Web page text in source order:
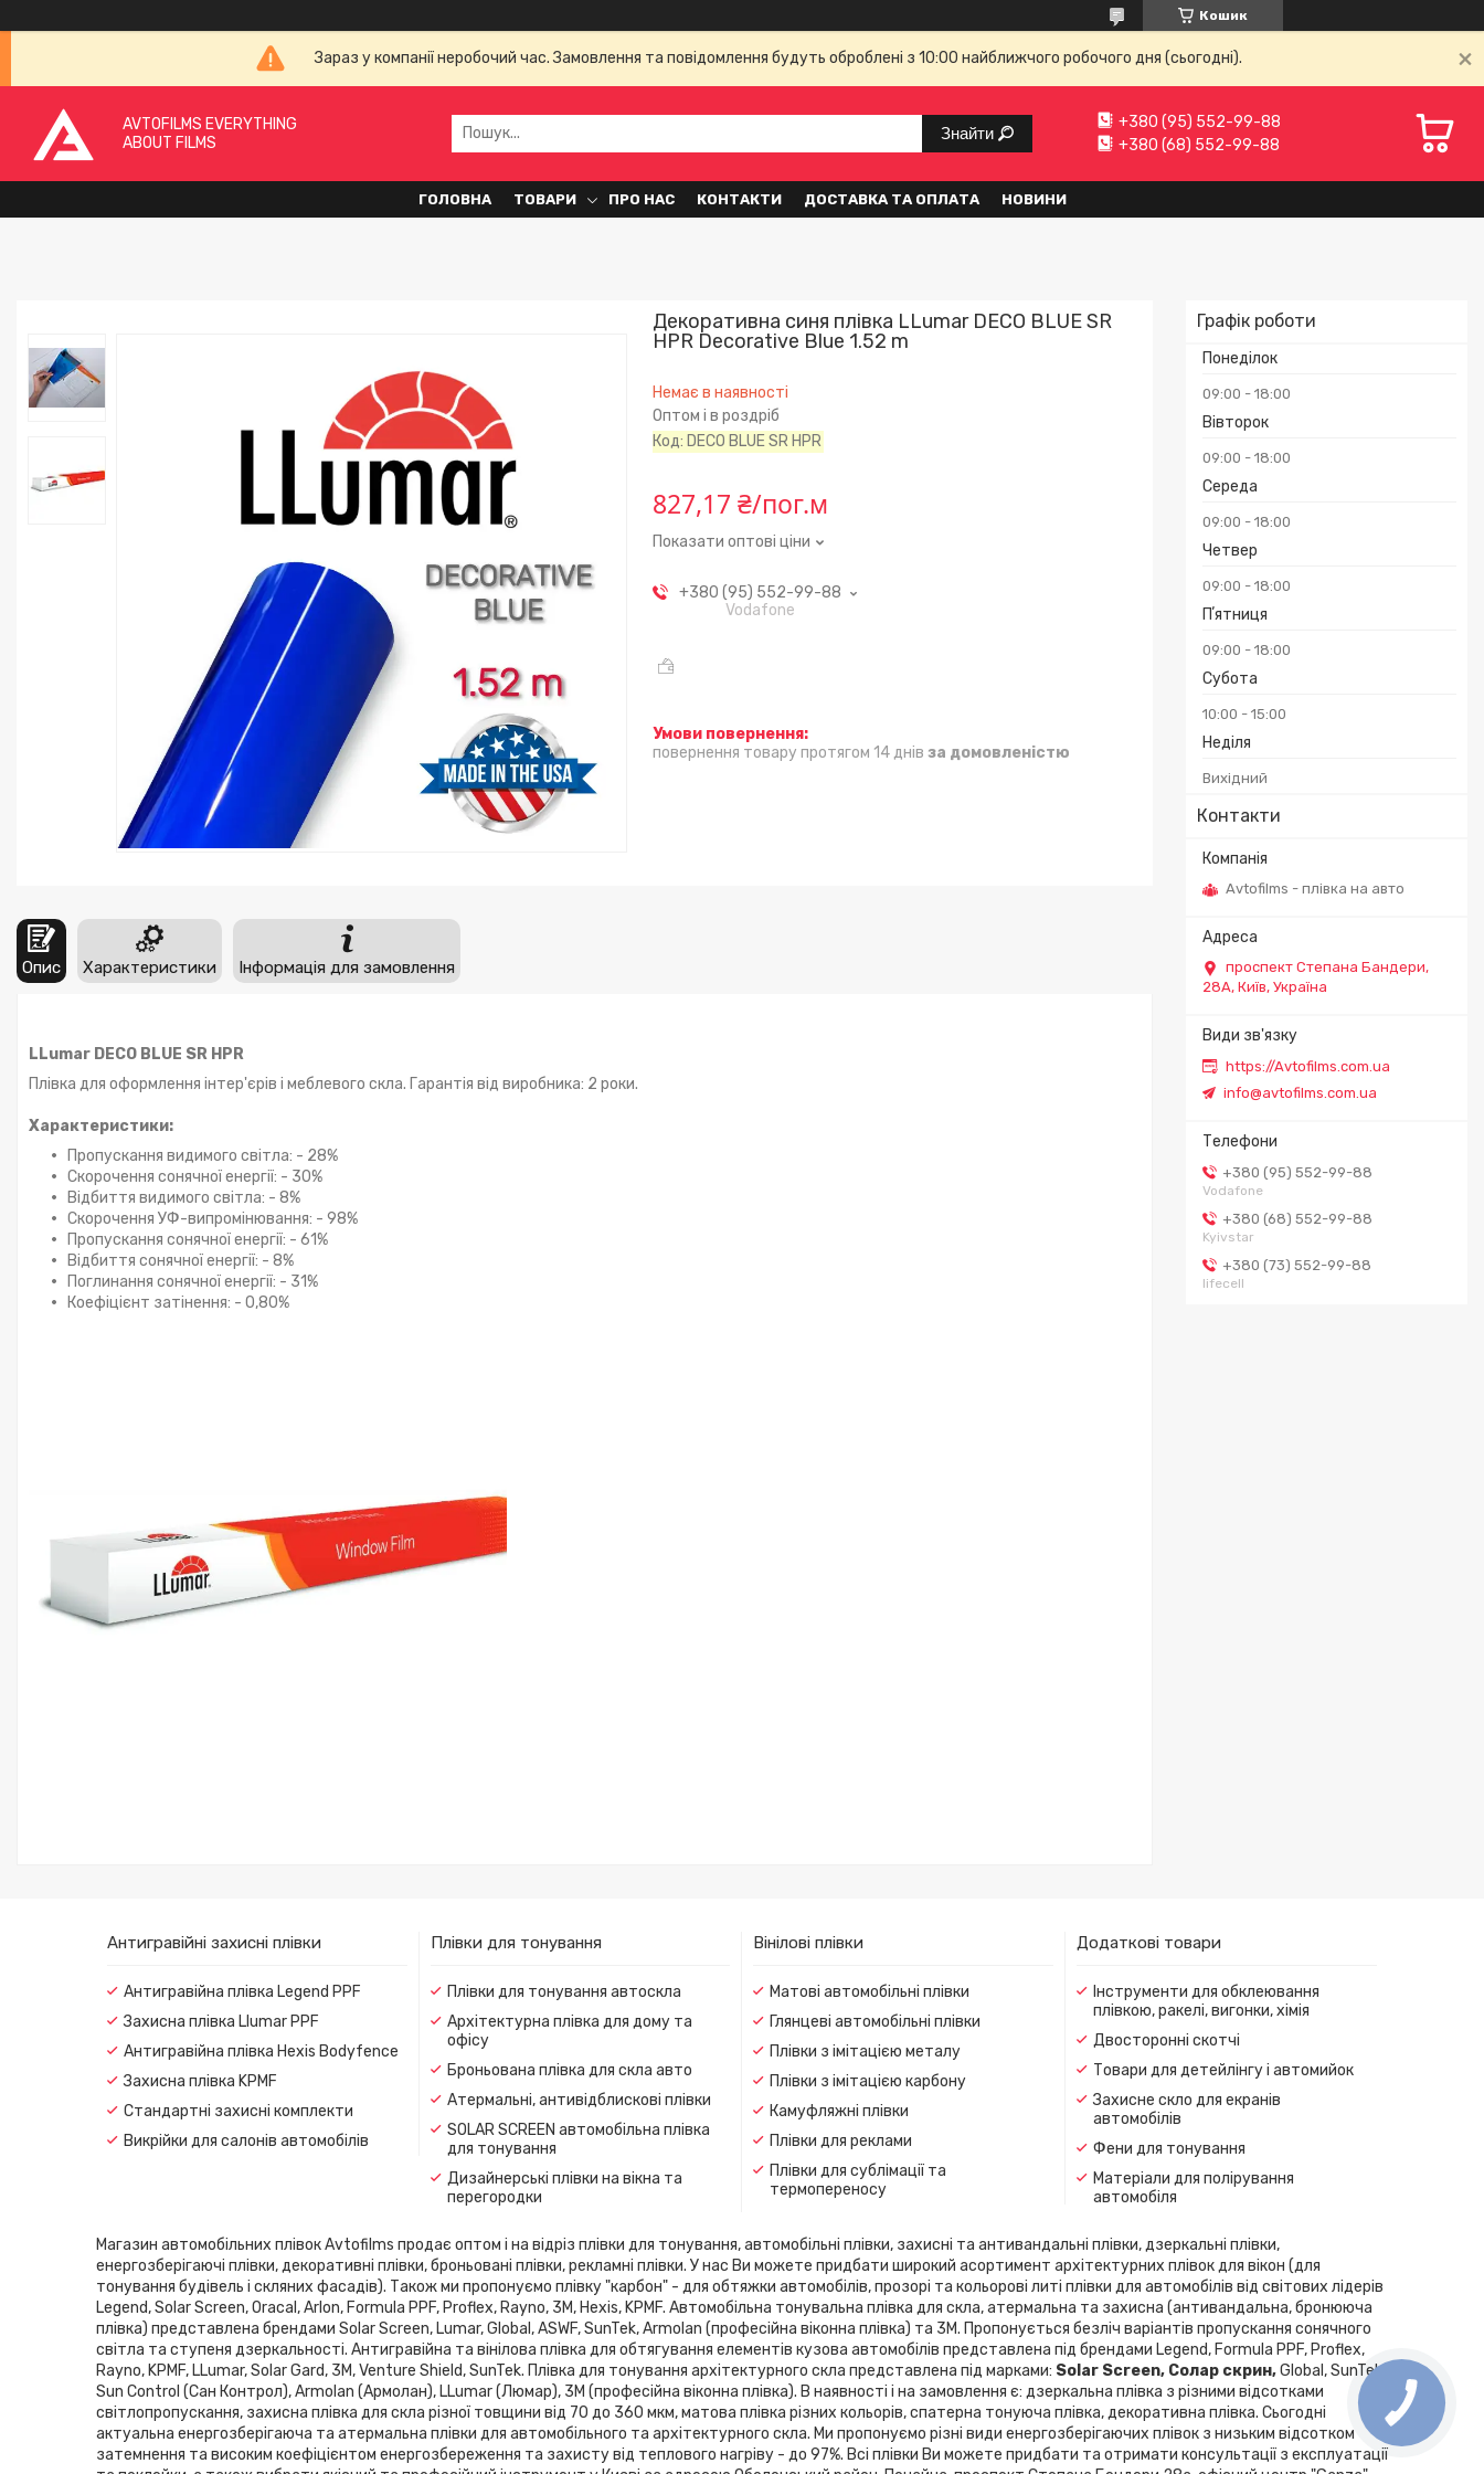
Кошик
Зараз у компанії неробочий час. Замовлення та повідомлення будуть оброблені з 10:00 найближчого робочого дня (сьогодні).
AVTOFILMS EVERYTHING
ABOUT FILMS
Знайти
+380 (95) 552-99-88
+380 (68) 552-99-88
ГОЛОВНА ТОВАРИ ПРО НАС КОНТАКТИ ДОСТАВКА ТА ОПЛАТА НОВИНИ
Графік роботи
Понеділок
09:00 18:00
Вівторок
09:00 18:00
Середа
09:00 18:00
Четвер
09:00 18:00
Пʼятниця
09:00 18:00
Субота
10:00 15:00
Неділя
Вихідний
Контакти
Avtofilms - плівка на авто
проспект Степана Бандери,
28А, Київ, Україна
https://Avtofilms.com.ua
info@avtofilms.com.ua
+380 (95) 552-99-88
Vodafone
+380 (68) 552-99-88
Kyivstar
+380 (73) 552-99-88
lifecell
Декоративна синя плівка LLumar DECO BLUE SR
HPR Decorative Blue 1.52 m
Немає в наявності
Оптом і в роздріб
Код: DECO BLUE SR HPR
827,17 ₴/пог.м
Показати оптові ціни
+380 (95) 552-99-88
Vodafone
повернення товару протягом 14 днів за домовленістю
Опис Характеристики Інформація для замовлення
LLumar DECO BLUE SR HPR
Плівка для оформлення інтер'єрів і меблевого скла. Гарантія від виробника: 2 роки.
Характеристики:
Пропускання видимого світла: - 28%
Скорочення сонячної енергії: - 30%
Відбиття видимого світла: - 8%
Скорочення УФ-випромінювання: - 98%
Пропускання сонячної енергії: - 61%
Відбиття сонячної енергії: - 8%
Поглинання сонячної енергії: - 31%
Коефіцієнт затінення: - 0,80%
Антигравійні захисні плівки
Антигравійна плівка Legend PPF
Захисна плівка Llumar PPF
Антигравійна плівка Hexis Bodyfence
Захисна плівка KPMF
Стандартні захисні комплекти
Викрійки для салонів автомобілів
Плівки для тонування
Плівки для тонування автоскла
Архітектурна плівка для дому та
офісу
Броньована плівка для скла авто
Атермальні, антивідблискові плівки
SOLAR SCREEN автомобільна плівка
для тонування
Дизайнерські плівки на вікна та
перегородки
Вінілові плівки
Матові автомобільні плівки
Глянцеві автомобільні плівки
Плівки з імітацією металу
Плівки з імітацією карбону
Камуфляжні плівки
Плівки для реклами
Плівки для сублімації та
термопереносу
Додаткові товари
Інструменти для обклеювання
плівкою, ракелі, вигонки, хімія
Двосторонні скотчі
Товари для детейлінгу і автомийок
Захисне скло для екранів
автомобілів
Фени для тонування
Матеріали для полірування
автомобіля
Магазин автомобільних плівок Avtofilms продає оптом і на відріз плівки для тонування, автомобільні плівки, захисні та антивандальні плівки, дзеркальні плівки,
енергозберігаючі плівки, декоративні плівки, броньовані плівки, рекламні плівки. У нас Ви можете придбати широкий асортимент архітектурних плівок для вікон (для
тонування будівель і скляних фасадів). Також ми пропонуємо плівку "карбон" - для обтяжки автомобілів, прозорі та кольорові литі плівки для автомобілів від світових лідерів
Legend, Solar Screen, Oracal, Arlon, Formula PPF, Proflex, Rayno, 3М, Hexis, KPMF. Автомобільна тонувальна плівка для скла, атермальна та захисна (антивандальна, бронююча
плівка) представлена ​​брендами Solar Screen, Lumar, Global, ASWF, SunTek, Armolan (професійна віконна плівка) та 3М. Пропонується безліч варіантів пропускання сонячного
світла та ступеня дзеркальності. Антигравійна та вінілова плівка для обтягування елементів кузова автомобілів представлена ​​під брендами Legend, Formula PPF, Proflex,
Rayno, KPMF, LLumar, Solar Gard, 3M, Venture Shield, SunTek. Плівка для тонування архітектурного скла представлена ​​під марками: Solar Screen, Cолар скрин,Global, SunTek,
Sun Control (Сан Контрол), Armolan (Армолан), LLumar (Люмар), 3М (професійна віконна плівка). В наявності і на замовлення є: дзеркальна плівка з різними відсотками
світлопропускання, захисна плівка для скла різної товщини від 70 до 360 мкм, матова плівка різних кольорів, спатерна тонуюча плівка, декоративна плівка. Сьогодні
актуальна енергозберігаюча та атермальна плівки для автомобільного та архітектурного скла. Ми пропонуємо різні види енергозберігаючих плівок з низьким відсотком
затемнення та високим коефіцієнтом енергозбереження та захисту від теплового нагріву - до 97%. Всі плівки Ви можете придбати та отримати консультації з експлуатації